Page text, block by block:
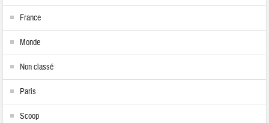
France
Monde
Non classé
Paris
Scoop